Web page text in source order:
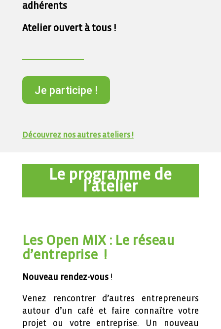
adhérents
Atelier ouvert à tous !
Je participe !
Découvrez nos autres ateliers !
Le programme de
l’atelier
Les Open MIX : Le réseau
d’entreprise !
Nouveau rendez-vous!
Venez rencontrer d’autres entrepreneurs
autour d’un café et faire connaître votre
projet ou votre entreprise. Un nouveau